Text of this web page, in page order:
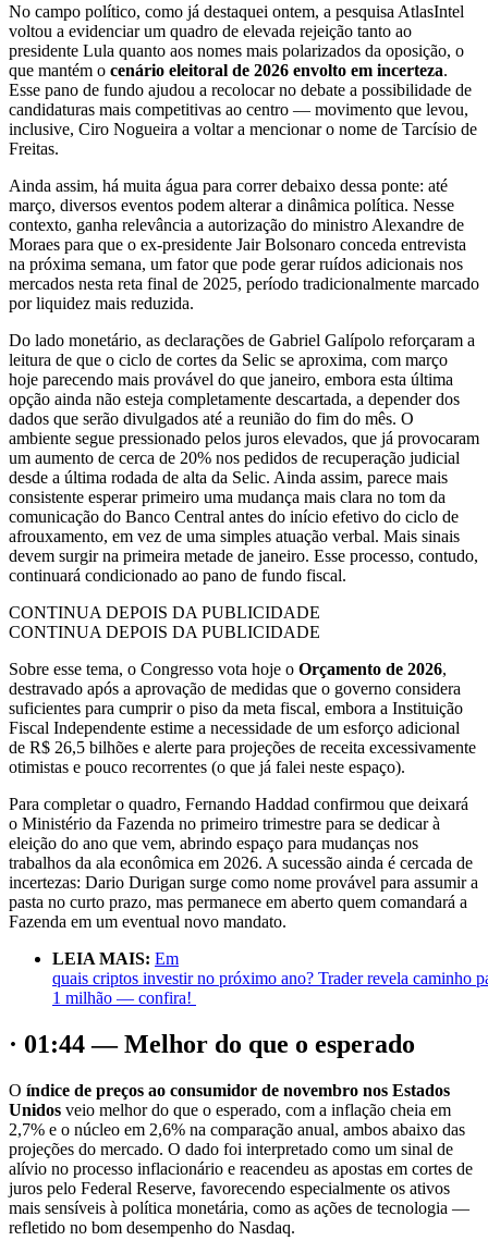
No campo político, como já destaquei ontem, a pesquisa AtlasIntel
voltou a evidenciar um quadro de elevada rejeição tanto ao
presidente Lula quanto aos nomes mais polarizados da oposição, o
que mantém o cenário eleitoral de 2026 envolto em incerteza.
Esse pano de fundo ajudou a recolocar no debate a possibilidade de
candidaturas mais competitivas ao centro — movimento que levou,
inclusive, Ciro Nogueira a voltar a mencionar o nome de Tarcísio de
Freitas.
Ainda assim, há muita água para correr debaixo dessa ponte: até
março, diversos eventos podem alterar a dinâmica política. Nesse
contexto, ganha relevância a autorização do ministro Alexandre de
Moraes para que o ex-presidente Jair Bolsonaro conceda entrevista
na próxima semana, um fator que pode gerar ruídos adicionais nos
mercados nesta reta final de 2025, período tradicionalmente marcado
por liquidez mais reduzida.
Do lado monetário, as declarações de Gabriel Galípolo reforçaram a
leitura de que o ciclo de cortes da Selic se aproxima, com março
hoje parecendo mais provável do que janeiro, embora esta última
opção ainda não esteja completamente descartada, a depender dos
dados que serão divulgados até a reunião do fim do mês. O
ambiente segue pressionado pelos juros elevados, que já provocaram
um aumento de cerca de 20% nos pedidos de recuperação judicial
desde a última rodada de alta da Selic. Ainda assim, parece mais
consistente esperar primeiro uma mudança mais clara no tom da
comunicação do Banco Central antes do início efetivo do ciclo de
afrouxamento, em vez de uma simples atuação verbal. Mais sinais
devem surgir na primeira metade de janeiro. Esse processo, contudo,
continuará condicionado ao pano de fundo fiscal.
CONTINUA DEPOIS DA PUBLICIDADE
CONTINUA DEPOIS DA PUBLICIDADE
Sobre esse tema, o Congresso vota hoje o Orçamento de 2026,
destravado após a aprovação de medidas que o governo considera
suficientes para cumprir o piso da meta fiscal, embora a Instituição
Fiscal Independente estime a necessidade de um esforço adicional
de R$ 26,5 bilhões e alerte para projeções de receita excessivamente
otimistas e pouco recorrentes (o que já falei neste espaço).
Para completar o quadro, Fernando Haddad confirmou que deixará
o Ministério da Fazenda no primeiro trimestre para se dedicar à
eleição do ano que vem, abrindo espaço para mudanças nos
trabalhos da ala econômica em 2026. A sucessão ainda é cercada de
incertezas: Dario Durigan surge como nome provável para assumir a
pasta no curto prazo, mas permanece em aberto quem comandará a
Fazenda em um eventual novo mandato.
LEIA MAIS: Em
quais criptos investir no próximo ano? Trader revela caminho
1 milhão — confira!
· 01:44 — Melhor do que o esperado
O índice de preços ao consumidor de novembro nos Estados
Unidos veio melhor do que o esperado, com a inflação cheia em
2,7% e o núcleo em 2,6% na comparação anual, ambos abaixo das
projeções do mercado. O dado foi interpretado como um sinal de
alívio no processo inflacionário e reacendeu as apostas em cortes de
juros pelo Federal Reserve, favorecendo especialmente os ativos
mais sensíveis à política monetária, como as ações de tecnologia —
refletido no bom desempenho do Nasdaq.